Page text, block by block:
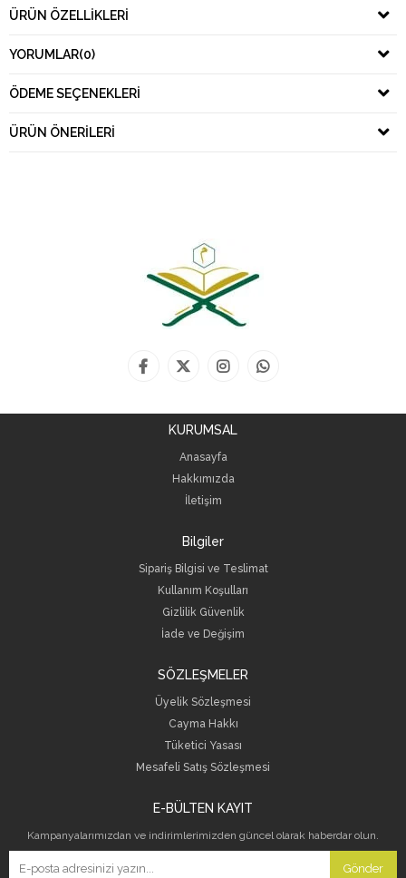
ÜRÜN ÖZELLIKLERI
YORUMLAR(0)
ÖDEME SEÇENEKLERI
ÜRÜN ÖNERILERI
KURUMSAL
Anasayfa
Hakkımızda
İletişim
Bilgiler
Sipariş Bilgisi ve Teslimat
Kullanım Koşulları
Gizlilik Güvenlik
İade ve Değişim
SÖZLEŞMELER
Üyelik Sözleşmesi
Cayma Hakkı
Tüketici Yasası
Mesafeli Satış Sözleşmesi
E-BÜLTEN KAYIT
Kampanyalarımızdan ve indirimlerimizden güncel olarak haberdar olun.
Gönder